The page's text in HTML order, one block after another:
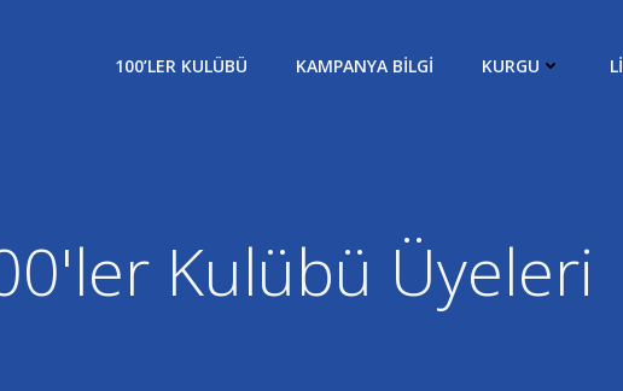
100’LER KULÜBÜ KAMPANYA BILGI KURGU
Kulübü Üyeleri